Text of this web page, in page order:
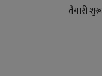
तैयारी